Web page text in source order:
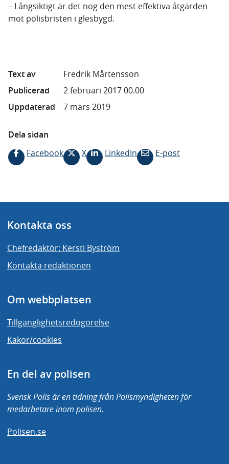
– Långsiktigt är det nog den mest effektiva åtgärden
mot polisbristen i glesbygd.
Text av
Fredrik Mårtensson
Publicerad
2 februari 2017 00.00
Uppdaterad
7 mars 2019
Dela sidan
Facebook
X LinkedIn E-post
Kontakta oss
Chefredaktör: Kersti Byström
Kontakta redaktionen
Om webbplatsen
Tillgänglighetsredogörelse
Kakor/cookies
En del av polisen
Svensk Polis är en tidning från Polismyndigheten för
medarbetare inom polisen.
Polisen.se